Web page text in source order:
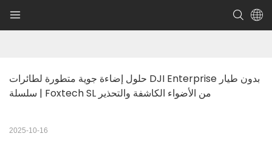
حلول إضاءة جوية متطورة لطائرات DJI Enterprise بدون طيار
| سلسلة Foxtech SL من الأضواء الكاشفة والتحذير
2025-10-16